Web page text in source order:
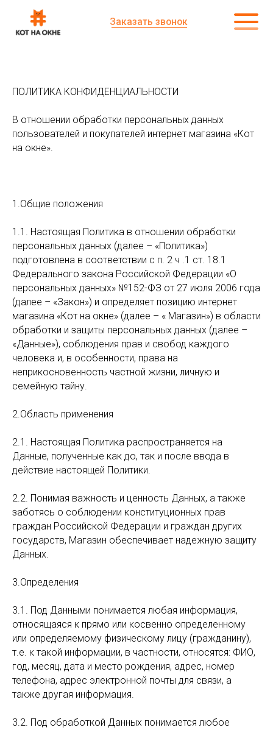
Заказать звонок
ПОЛИТИКА КОНФИДЕНЦИАЛЬНОСТИ
В отношении обработки персональных данных
пользователей и покупателей интернет магазина «Кот
на окне».
1.Общие положения
1.1. Настоящая Политика в отношении обработки
персональных данных (далее – «Политика»)
подготовлена в соответствии с п. 2 ч .1 ст. 18.1
Федерального закона Российской Федерации «О
персональных данных» №152-ФЗ от 27 июля 2006 года
(далее – «Закон») и определяет позицию интернет
магазина «Кот на окне» (далее – « Магазин») в области
обработки и защиты персональных данных (далее –
«Данные»), соблюдения прав и свобод каждого
человека и, в особенности, права на
неприкосновенность частной жизни, личную и
семейную тайну.
2.Область применения
2.1. Настоящая Политика распространяется на
Данные, полученные как до, так и после ввода в
действие настоящей Политики.
2.2. Понимая важность и ценность Данных, а также
заботясь о соблюдении конституционных прав
граждан Российской Федерации и граждан других
государств, Магазин обеспечивает надежную защиту
Данных.
3.Определения
3.1. Под Данными понимается любая информация,
относящаяся к прямо или косвенно определенному
или определяемому физическому лицу (гражданину),
т.е. к такой информации, в частности, относятся: ФИО,
год, месяц, дата и место рождения, адрес, номер
телефона, адрес электронной почты для связи, а
также другая информация.
3.2. Под обработкой Данных понимается любое